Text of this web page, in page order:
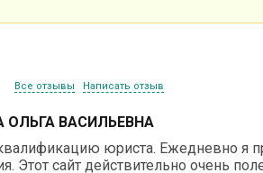
Все отзывы Написать отзыв
ОЛЬГА ВАСИЛЬЕВНА
юриста. Ежедневно я
Этот сайт действительно очень